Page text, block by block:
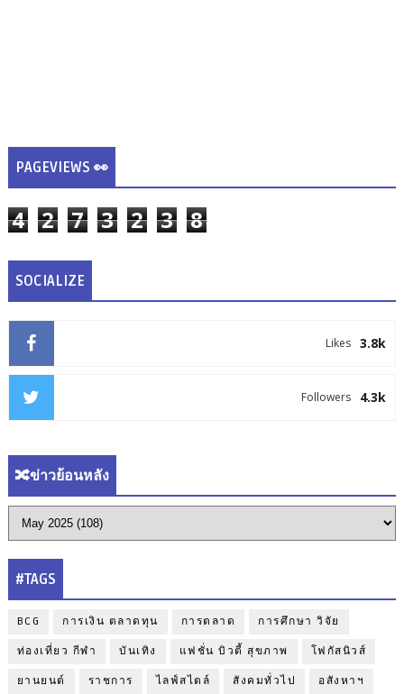
PAGEVIEWS 👀
4 2 7 3 2 3 8
SOCIALIZE
3.8k
Likes
4.3k
Followers
🔀ข่าวย้อนหลัง
#TAGS
BCG การเงิน ตลาดทุน การตลาด การศึกษา วิจัย
ท่องเที่ยว กีฬา บันเทิง แฟชั่น บิวตี้ สุขภาพ โฟกัสนิวส์
ยานยนต์ ราชการ ไลฟ์สไตล์ สังคมทั่วไป อสังหาฯ